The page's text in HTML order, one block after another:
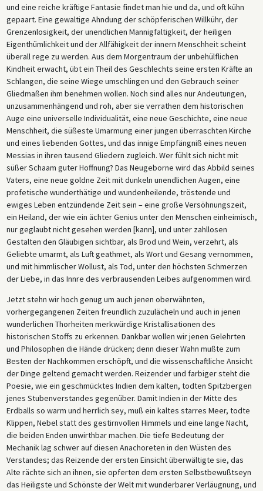
und eine reiche kräftige Fantasie findet man hie und da, und oft kühn
gepaart. Eine gewaltige Ahndung der schöpferischen Willkühr, der
Grenzenlosigkeit, der unendlichen Mannigfaltigkeit, der heiligen
Eigenthümlichkeit und der Allfähigkeit der innern Menschheit scheint
überall rege zu werden. Aus dem Morgentraum der unbehülflichen
Kindheit erwacht, übt ein Theil des Geschlechts seine ersten Kräfte an
Schlangen, die seine Wiege umschlingen und den Gebrauch seiner
Gliedmaßen ihm benehmen wollen. Noch sind alles nur Andeutungen,
unzusammenhängend und roh, aber sie verrathen dem historischen
Auge eine universelle Individualität, eine neue Geschichte, eine neue
Menschheit, die süßeste Umarmung einer jungen überraschten Kirche
und eines liebenden Gottes, und das innige Empfängniß eines neuen
Messias in ihren tausend Gliedern zugleich. Wer fühlt sich nicht mit
süßer Schaam guter Hoffnung? Das Neugeborne wird das Abbild seines
Vaters, eine neue goldne Zeit mit dunkeln unendlichen Augen, eine
profetische wunderthätige und wundenheilende, tröstende und
ewiges Leben entzündende Zeit sein – eine große Versöhnungszeit,
ein Heiland, der wie ein ächter Genius unter den Menschen einheimisch,
nur geglaubt nicht gesehen werden [kann], und unter zahllosen
Gestalten den Gläubigen sichtbar, als Brod und Wein, verzehrt, als
Geliebte umarmt, als Luft geathmet, als Wort und Gesang vernommen,
und mit himmlischer Wollust, als Tod, unter den höchsten Schmerzen
der Liebe, in das Innre des verbrausenden Leibes aufgenommen wird.
Jetzt stehn wir hoch genug um auch jenen oberwähnten,
vorhergegangenen Zeiten freundlich zuzulächeln und auch in jenen
wunderlichen Thorheiten merkwürdige Kristallisationen des
historischen Stoffs zu erkennen. Dankbar wollen wir jenen Gelehrten
und Philosophen die Hände drücken; denn dieser Wahn mußte zum
Besten der Nachkommen erschöpft, und die wissenschaftliche Ansicht
der Dinge geltend gemacht werden. Reizender und farbiger steht die
Poesie, wie ein geschmücktes Indien dem kalten, todten Spitzbergen
jenes Stubenverstandes gegenüber. Damit Indien in der Mitte des
Erdballs so warm und herrlich sey, muß ein kaltes starres Meer, todte
Klippen, Nebel statt des gestirnvollen Himmels und eine lange Nacht,
die beiden Enden unwirthbar machen. Die tiefe Bedeutung der
Mechanik lag schwer auf diesen Anachoreten in den Wüsten des
Verstandes; das Reizende der ersten Einsicht überwältigte sie, das
Alte rächte sich an ihnen, sie opferten dem ersten Selbstbewußtseyn
das Heiligste und Schönste der Welt mit wunderbarer Verläugnung, und